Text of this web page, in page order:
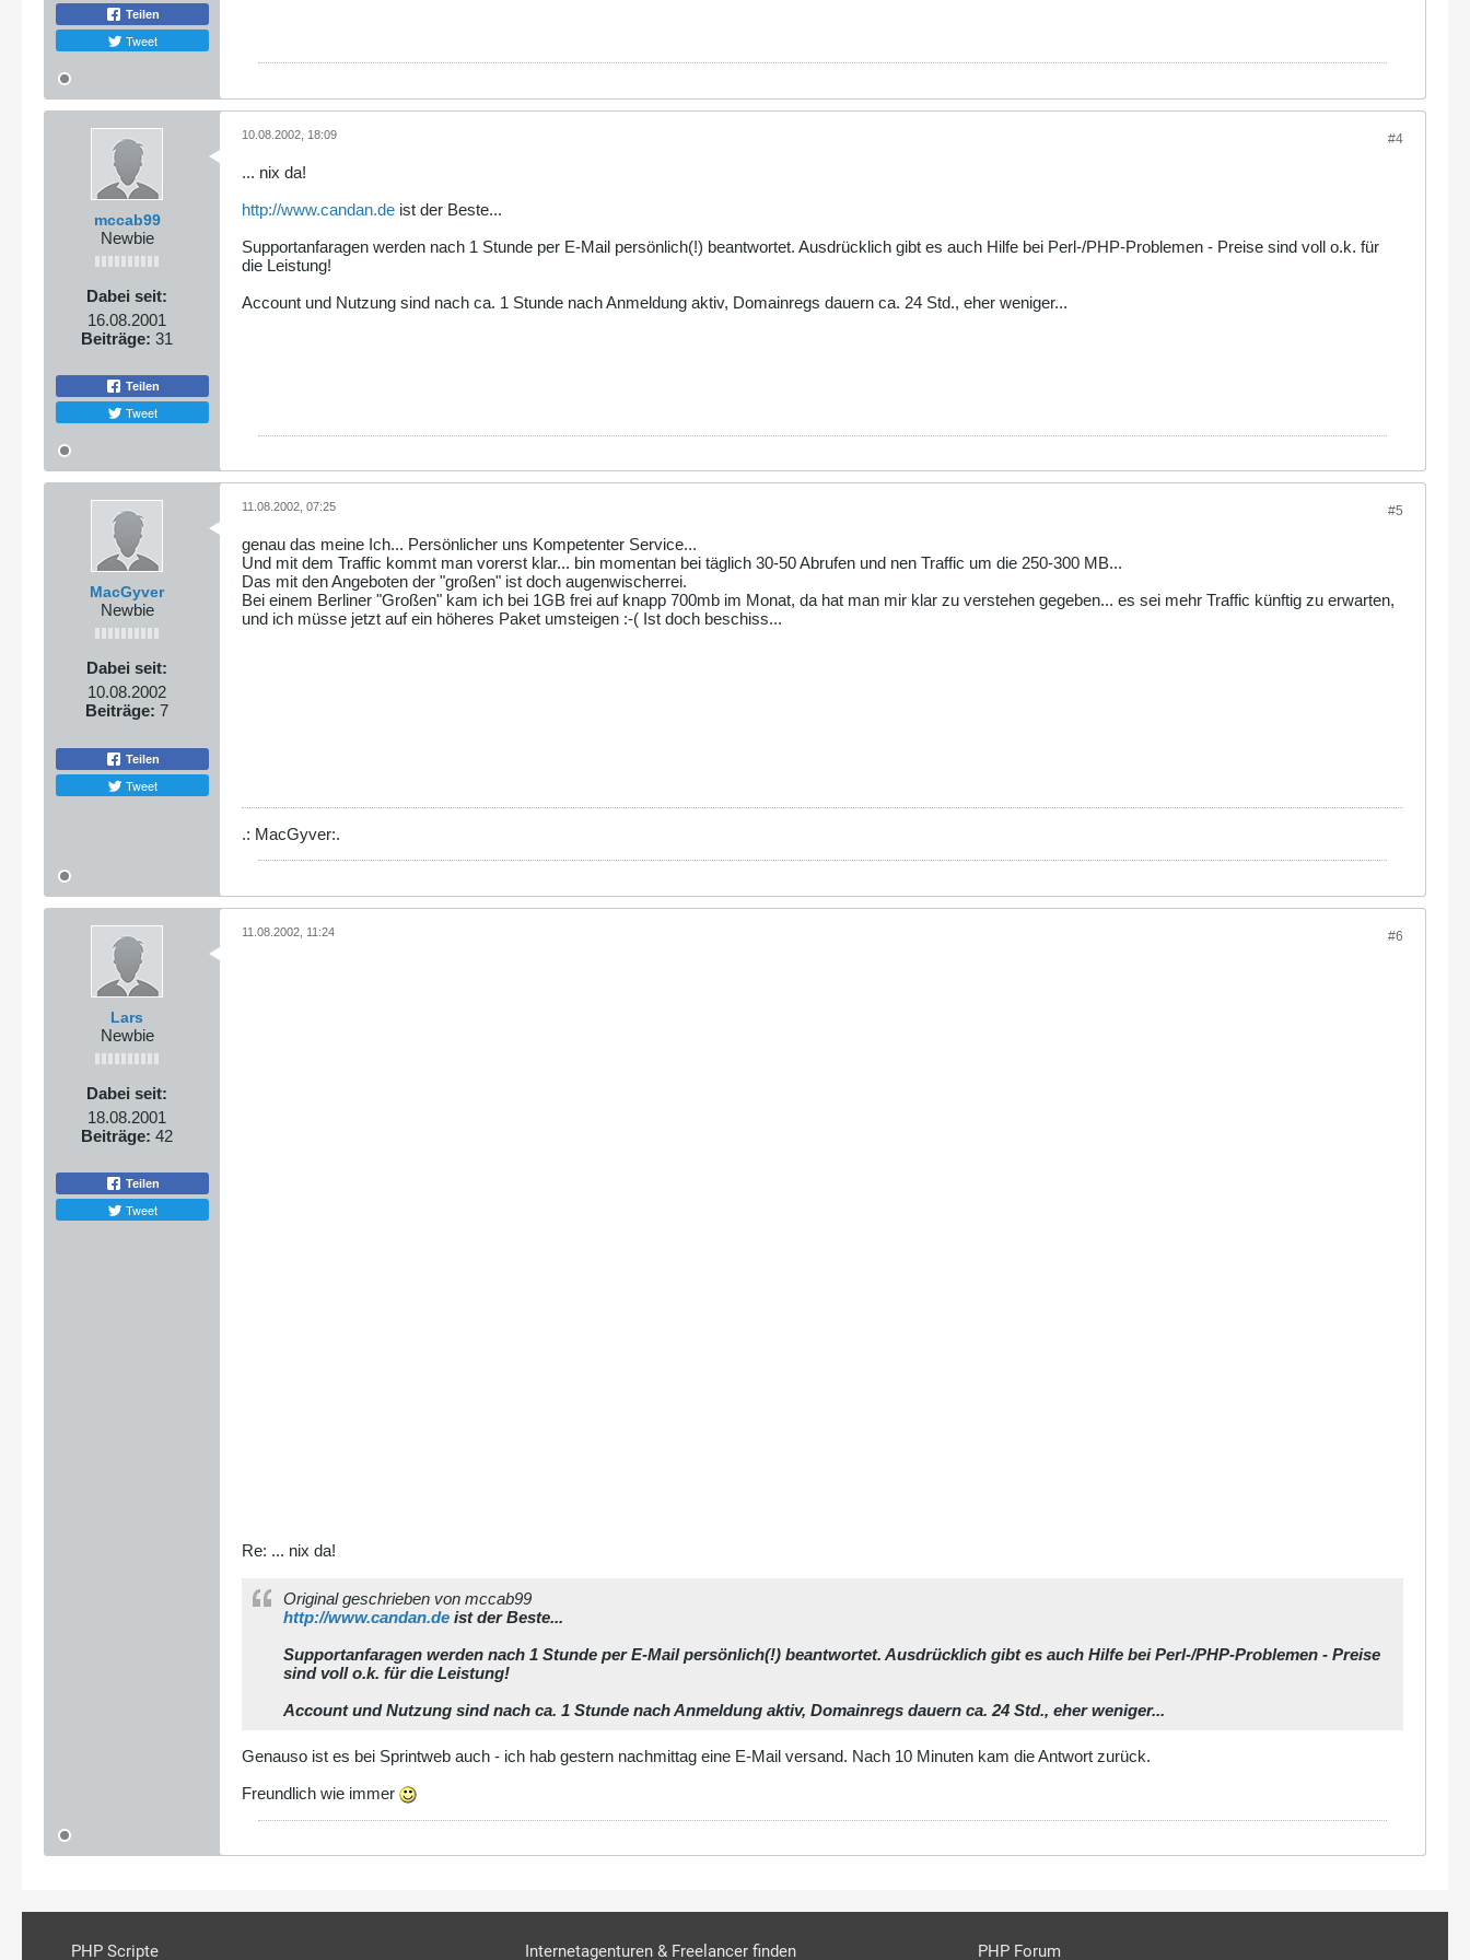
Teilen
Tweet
mccab99
Newbie
Dabei seit:
16.08.2001
Beiträge: 31
Teilen
Tweet
#4
10.08.2002, 18:09
... nix da!
http://www.candan.de ist der Beste...
Supportanfaragen werden nach 1 Stunde per E-Mail persönlich(!) beantwortet. Ausdrücklich gibt es auch Hilfe bei Perl-/PHP-Problemen - Preise sind voll o.k. für
die Leistung!
Account und Nutzung sind nach ca. 1 Stunde nach Anmeldung aktiv, Domainregs dauern ca. 24 Std., eher weniger...
MacGyver
Newbie
Dabei seit:
10.08.2002
Beiträge: 7
Teilen
Tweet
#5
11.08.2002, 07:25
genau das meine Ich... Persönlicher uns Kompetenter Service...
Und mit dem Traffic kommt man vorerst klar... bin momentan bei täglich 30-50 Abrufen und nen Traffic um die 250-300 MB...
Das mit den Angeboten der "großen" ist doch augenwischerrei.
Bei einem Berliner "Großen" kam ich bei 1GB frei auf knapp 700mb im Monat, da hat man mir klar zu verstehen gegeben... es sei mehr Traffic künftig zu erwarten,
und ich müsse jetzt auf ein höheres Paket umsteigen :-( Ist doch beschiss...
.: MacGyver:.
Lars
Newbie
Dabei seit:
18.08.2001
Beiträge: 42
Teilen
Tweet
#6
11.08.2002, 11:24
Re: ... nix da!
Original geschrieben von mccab99
http://www.candan.de ist der Beste...
Supportanfaragen werden nach 1 Stunde per E-Mail persönlich(!) beantwortet. Ausdrücklich gibt es auch Hilfe bei Perl-/PHP-Problemen - Preise
sind voll o.k. für die Leistung!
Account und Nutzung sind nach ca. 1 Stunde nach Anmeldung aktiv, Domainregs dauern ca. 24 Std., eher weniger...
Genauso ist es bei Sprintweb auch - ich hab gestern nachmittag eine E-Mail versand. Nach 10 Minuten kam die Antwort zurück.
Freundlich wie immer
PHP Scripte Internetagenturen & Freelancer finden PHP Forum